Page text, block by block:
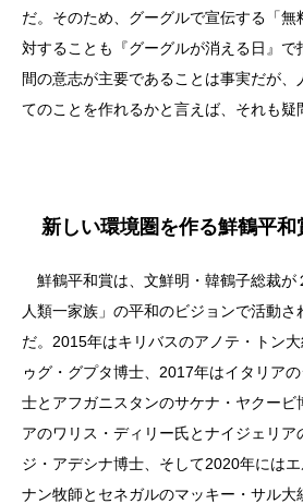
だ。そのため、グーグルで宣伝する「無
対することも『グーグルが消える日』で
間の意志が主要であることは事実だが
てのことを作れるかと言えば、それも疑
新しい環境圏を作る鮮鶴平和
鮮鶴平和賞は、文鮮明・韓鶴子総裁が
人類一家族」の平和のビジョンで活動
だ。2015年はキリバスのアノテ・トン
ゥグ・グプタ博士、2017年はイタリア
士とアフガニスタンのサケナ・ヤクービ
アのワリス・ディリー氏とナイジェリ
ジ・アデシナ博士、そして2020年には
ナン牧師とセネガルのマッキー・サル大